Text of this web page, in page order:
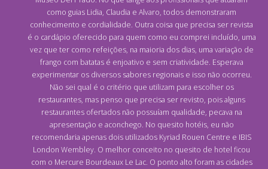
como guias Lidia, Claudia e Alvaro, todos demonstraram
conhecimento e cordialidade. Outra coisa que precisa ser revista
é o cardápio oferecido para quem como eu comprei incluído, uma
vez que ter como refeições, na maioria dos dias, uma variação de
frango com batatas é enjoativo e sem criatividade. Esperava
experimentar os diversos sabores regionais e isso não ocorreu.
Não sei qual é o critério que utilizam para escolher os
restaurantes, mas penso que precisa ser revisto, pois alguns
restaurantes ofertados não possuíam qualidade, pecava na
apresentação e aconchego. No quesito hotéis, eu não
recomendaria apenas dois utilizados Kyriad Rouen Centre e IBIS
London Wembley. O melhor conceito no quesito de hotel ficou
com o Mercure Bourdeaux Le Lac. O ponto alto foram as cidades